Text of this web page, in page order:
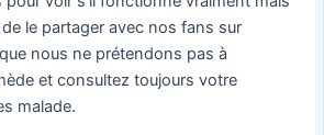
le partager avec nos fans sur
nous ne prétendons pas à
et consultez toujours votre
malade.